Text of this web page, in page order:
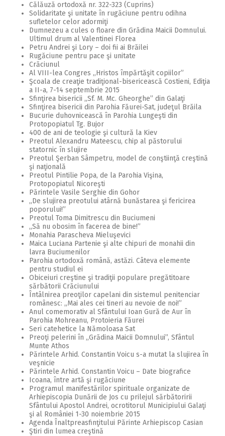
Călăuză ortodoxă nr. 322-323 (Cuprins)
Solidaritate şi unitate în rugăciune pentru odihna
sufletelor celor adormiţi
Dumnezeu a cules o floare din Grădina Maicii Domnului.
Ultimul drum al Valentinei Florea
Petru Andrei şi Lory – doi fii ai Brăilei
Rugăciune pentru pace şi unitate
Crăciunul
Al VIII-lea Congres ,,Hristos împărtăşit copiilor”
Şcoala de creaţie tradiţional-bisericească Costieni, Ediţia
a II-a, 7-14 septembrie 2015
Sfinţirea bisericii ,,Sf. M. Mc. Gheorghe” din Galaţi
Sfinţirea bisericii din Parohia Făurei-Sat, judeţul Brăila
Bucurie duhovnicească în Parohia Lungeşti din
Protopopiatul Tg. Bujor
400 de ani de teologie şi cultură la Kiev
Preotul Alexandru Mateescu, chip al păstorului
statornic în slujire
Preotul Şerban Sâmpetru, model de conştiinţă creştină
şi naţională
Preotul Pintilie Popa, de la Parohia Vişina,
Protopopiatul Nicoreşti
Părintele Vasile Serghie din Gohor
,,De slujirea preotului atârnă bunăstarea şi fericirea
poporului!”
Preotul Toma Dimitrescu din Buciumeni
,,Să nu obosim în facerea de bine!”
Monahia Parascheva Mieluşevici
Maica Luciana Partenie şi alte chipuri de monahii din
lavra Buciumenilor
Parohia ortodoxă română, astăzi. Câteva elemente
pentru studiul ei
Obiceiuri creştine şi tradiţii populare pregătitoare
sărbătorii Crăciunului
Întâlnirea preoţilor capelani din sistemul penitenciar
românesc: ,,Mai ales cei tineri au nevoie de noi!”
Anul comemorativ al Sfântului Ioan Gură de Aur în
Parohia Mohreanu, Protoieria Făurei
Seri catehetice la Nămoloasa Sat
Preoţi pelerini în ,,Grădina Maicii Domnului”, Sfântul
Munte Athos
Părintele Arhid. Constantin Voicu s-a mutat la slujirea în
veşnicie
Părintele Arhid. Constantin Voicu – Date biografice
Icoana, între artă şi rugăciune
Programul manifestărilor spirituale organizate de
Arhiepiscopia Dunării de Jos cu prilejul sărbătoririi
Sfântului Apostol Andrei, ocrotitorul Municipiului Galaţi
şi al României 1-30 noiembrie 2015
Agenda Înaltpreasfinţitului Părinte Arhiepiscop Casian
Ştiri din lumea creştină